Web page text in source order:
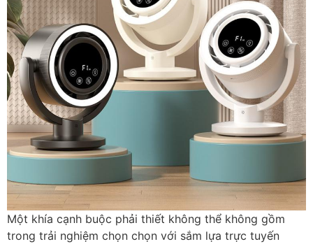
Một khía cạnh buộc phải thiết không thể không gồm
trong trải nghiệm chọn chọn với sắm lựa trực tuyến